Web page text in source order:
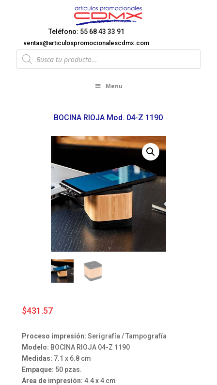
Teléfono: 55 68 43 33 91
ventas@articulospromocionalescdmx.com
Products
search
Menu
BOCINA RIOJA Mod. 04-Z 1190
$431.57
Proceso impresión: Serigrafía / Tampografía
Modelo: BOCINA RIOJA 04-Z 1190
Medidas: 7.1 x 6.8 cm
Empaque: 50 pzas.
Área de impresión: 4.4 x 4 cm